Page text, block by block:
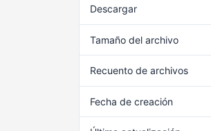
Descargar
Tamaño del archivo
Recuento de archivos
Fecha de creación